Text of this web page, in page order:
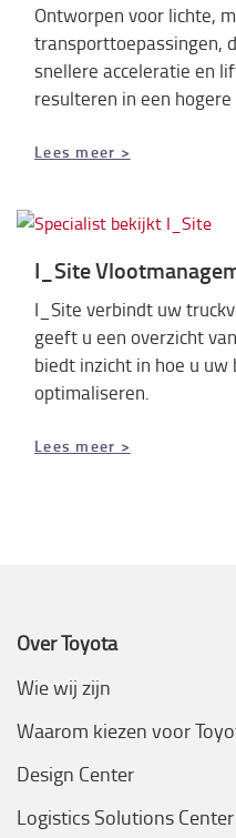
Ontworpen voor lichte,
transporttoepassingen,
snellere acceleratie en
resulteren in een
Lees meer >
I_Site
I_Site verbindt uw
geeft u een overzicht
biedt inzicht in hoe u
optimaliseren.
Lees meer >
Over Toyota
Wie wij zijn
Waarom kiezen voor
Design Center
Logistics Solutions Center